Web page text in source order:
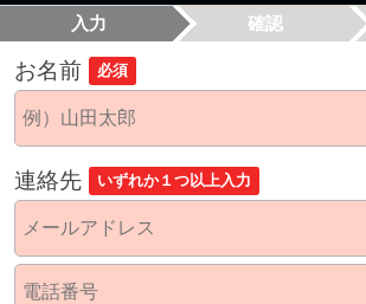
入力 確認
お名前 必須
連絡先 いずれか１つ以上入力